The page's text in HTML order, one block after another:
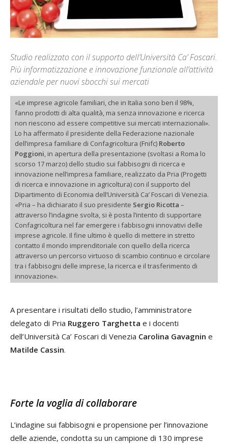
Studio realizzato con il supporto dell’Università Ca’ Foscari.
Più informatizzazione e innovazione funzionale all’attività
aziendale per nuovi sbocchi sui mercati
«Le imprese agricole familiari, che in Italia sono ben il 98%,
fanno prodotti di alta qualità, ma senza innovazione e ricerca
non riescono ad essere competitive sui mercati internazionali».
Lo ha affermato il presidente della Federazione nazionale
dell’impresa familiare di Confagricoltura (Fnifc) Roberto
Poggioni, in apertura della presentazione (svoltasi a Roma lo
scorso 17 marzo) dello studio sui fabbisogni di ricerca e
innovazione nell’impresa familiare, realizzato da Pria (Progetti
di ricerca e innovazione in agricoltura) con il supporto del
Dipartimento di Economia dell’Università Ca’ Foscari di Venezia.
«Pria – ha dichiarato il suo presidente Sergio Ricotta –
attraverso l’indagine svolta, si è posta l’intento di supportare
Confagricoltura nel far emergere i fabbisogni innovativi delle
imprese agricole. Il fine ultimo è quello di mettere in stretto
contatto il mondo imprenditoriale con quello della ricerca
attraverso un percorso virtuoso di scambio continuo e circolare
tra i fabbisogni delle imprese, la ricerca e il trasferimento di
innovazione».
A presentare i risultati dello studio, l’amministratore
delegato di Pria Ruggero Targhetta e i docenti
dell’Università Ca’ Foscari di Venezia Carolina Gavagnin e
Matilde Cassin.
Forte la voglia di collaborare
L’indagine sui fabbisogni e propensione per l’innovazione
delle aziende, condotta su un campione di 130 imprese